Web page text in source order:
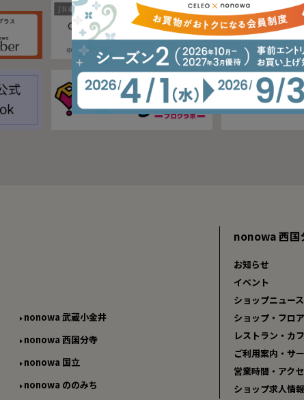
nonowa 武蔵小金井
nonowa 西国分寺
nonowa 国立
nonowa ののみち
nonowa 西国
お知らせ
イベント
ショップニュース
ショップ・フロ
レストラン・カ
ご利用案内・サ
営業時間・アク
ショップ求人情報